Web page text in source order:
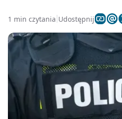
1 min czytania Udostępnij